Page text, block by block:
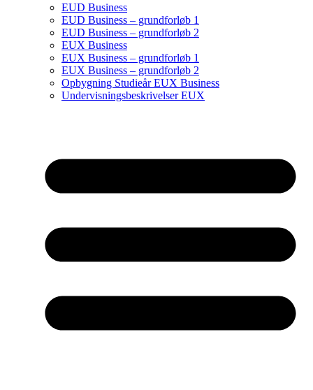
EUD Business
EUD Business – grundforløb 1
EUD Business – grundforløb 2
EUX Business
EUX Business – grundforløb 1
EUX Business – grundforløb 2
Opbygning Studieår EUX Business
Undervisningsbeskrivelser EUX